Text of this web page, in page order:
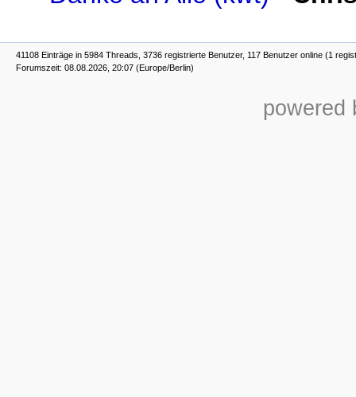
41108 Einträge in 5984 Threads, 3736 registrierte Benutzer, 117 Benutzer online (1
Forumszeit: 08.08.2026, 20:07 (Europe/Berlin)
powered